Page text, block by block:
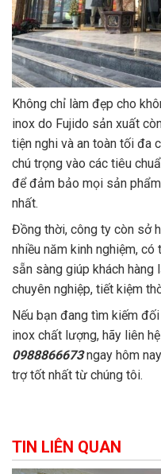
Không chỉ làm đẹp cho
inox do Fujido sản xuất
tiện nghi và an toàn tối đa
chú trọng vào các tiêu
để đảm bảo mọi sản
nhất.
Đồng thời, công ty còn sở
nhiều năm kinh nghiệm,
sẵn sàng giúp khách hàng
chuyên nghiệp, tiết kiệm
Nếu bạn đang tìm kiếm
inox chất lượng, hãy liên
0988866673ngay hôm
trợ tốt nhất từ chúng tôi.
TIN LIÊN QUAN